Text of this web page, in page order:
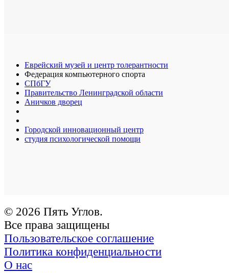
Еврейский музей и центр толерантности
Федерация компьютерного спорта
СПбГУ
Правительство Ленинградской области
Аничков дворец
Городской инновационный центр
студия психологической помощи
© 2026 Пять Углов.
Все права защищены
Пользовательское соглашение
Политика конфиденциальности
О нас